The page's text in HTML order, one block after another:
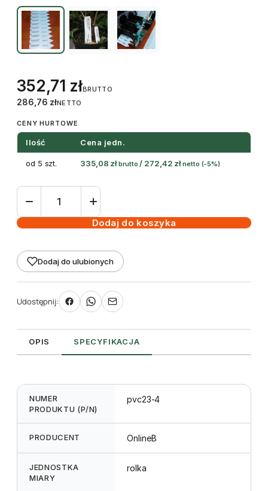
352,71 złBRUTTO
286,76 złNETTO
CENY HURTOWE
Ilość Cena jedn.
od 5 szt. 335,08 zł brutto / 272,42 zł netto (-5%)
ilość
wtykana
23
x
115
mm
rolka
4000szt.
Dodaj do koszyka
Dodaj do ulubionych
Udostępnij:
OPIS SPECYFIKACJA
NUMER
PRODUKTU (P/N)
pvc23-4
PRODUCENT OnlineB
JEDNOSTKA
MIARY
rolka